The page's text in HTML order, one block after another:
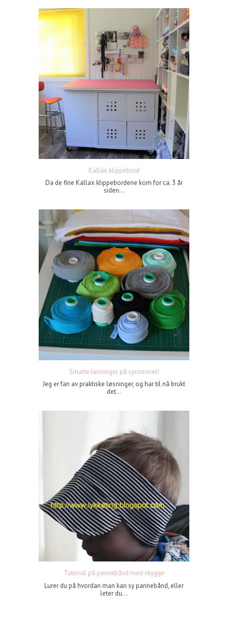
Kallax klippebord
Da de fine Kallax klippebordene kom for ca. 3 år
siden...
Smarte løsninger på syrommet!
Jeg er fan av praktiske løsninger, og har til nå brukt
det...
Tutorial på pannebånd med skygge
Lurer du på hvordan man kan sy pannebånd, eller
leter du...